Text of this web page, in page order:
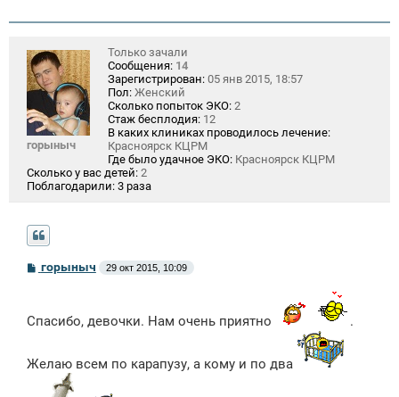
горыныч
Только зачали
Сообщения: 14
Зарегистрирован: 05 янв 2015, 18:57
Пол: Женский
Сколько попыток ЭКО: 2
Стаж бесплодия: 12
В каких клиниках проводилось лечение:
Красноярск КЦРМ
Где было удачное ЭКО: Красноярск КЦРМ
Сколько у вас детей: 2
Поблагодарили: 3 раза
С
о
е
е
горыныч 29 окт 2015, 10:09
Спасибо, девочки. Нам очень приятно .
Желаю всем по карапузу, а кому и по два